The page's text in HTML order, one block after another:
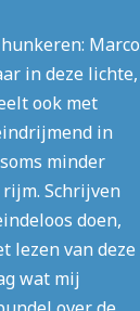
Marco
in deze lichte,
ook met
in
minder
Schrijven
doen,
lezen van deze
wat mij